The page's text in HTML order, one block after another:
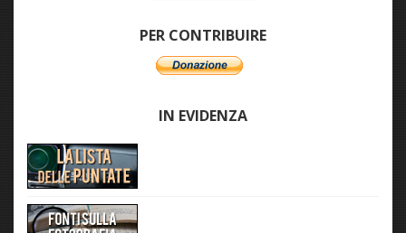
PER CONTRIBUIRE
IN EVIDENZA